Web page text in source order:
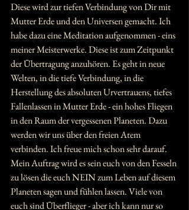
Diese wird zur tiefen Verbindung von Dir mit
Mutter Erde und den Universen gemacht. Ich
habe dazu eine Meditation aufgenommen - eins
meiner Meisterwerke. Diese ist zum Zeitpunkt
der Übertragung anzuhören. Es geht in neue
Welten, in die tiefe Verbindung, in die
Herstellung des absoluten Urvertrauens, tiefes
Fallenlassen in Mutter Erde - ein hohes Fliegen
in den Raum der vergessenen Planeten. Dazu
werden wir uns über den freien Atem
verbinden. Ich freue mich schon sehr darauf.
Mein Auftrag wird es sein euch von den Fesseln
zu lösen die euch NEIN zum Leben auf diesem
Planeten sagen und fühlen lassen. Viele von
euch sind Überflieger - aber ich kann nur so